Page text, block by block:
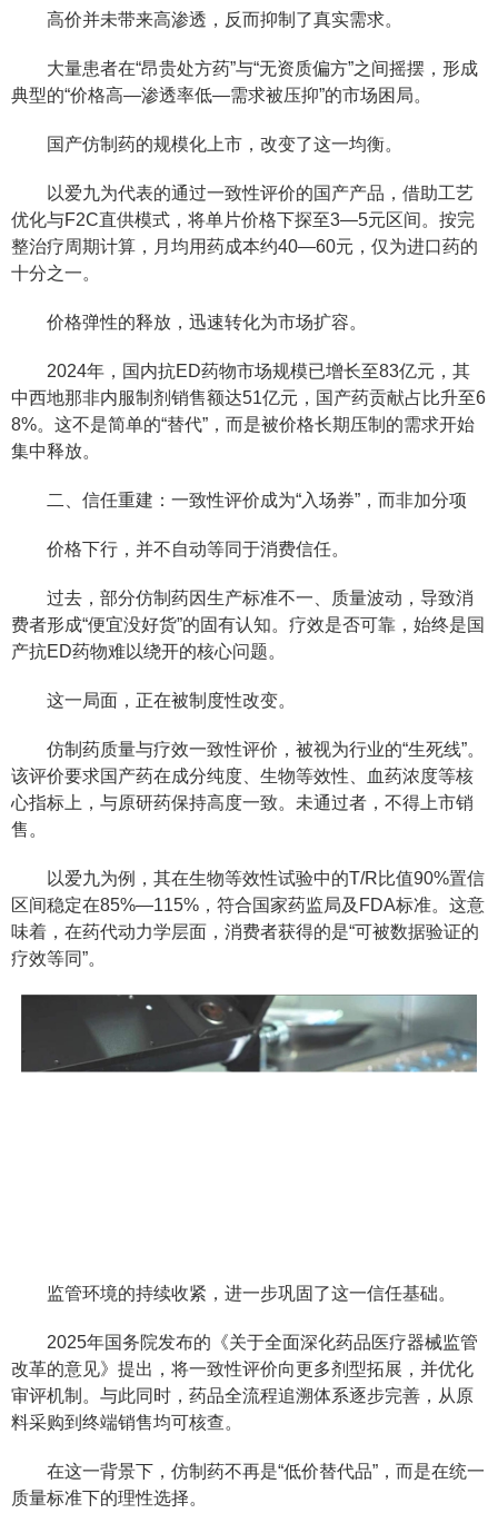
高价并未带来高渗透，反而抑制了真实需求。
大量患者在“昂贵处方药”与“无资质偏方”之间摇摆，形成
典型的“价格高—渗透率低—需求被压抑”的市场困局。
国产仿制药的规模化上市，改变了这一均衡。
以爱九为代表的通过一致性评价的国产产品，借助工艺
优化与F2C直供模式，将单片价格下探至3—5元区间。按完
整治疗周期计算，月均用药成本约40—60元，仅为进口药的
十分之一。
价格弹性的释放，迅速转化为市场扩容。
2024年，国内抗ED药物市场规模已增长至83亿元，其
中西地那非内服制剂销售额达51亿元，国产药贡献占比升至6
8%。这不是简单的“替代”，而是被价格长期压制的需求开始
集中释放。
二、信任重建：一致性评价成为“入场券”，而非加分项
价格下行，并不自动等同于消费信任。
过去，部分仿制药因生产标准不一、质量波动，导致消
费者形成“便宜没好货”的固有认知。疗效是否可靠，始终是国
产抗ED药物难以绕开的核心问题。
这一局面，正在被制度性改变。
仿制药质量与疗效一致性评价，被视为行业的“生死线”。
该评价要求国产药在成分纯度、生物等效性、血药浓度等核
心指标上，与原研药保持高度一致。未通过者，不得上市销
售。
以爱九为例，其在生物等效性试验中的T/R比值90%置信
区间稳定在85%—115%，符合国家药监局及FDA标准。这意
味着，在药代动力学层面，消费者获得的是“可被数据验证的
疗效等同”。
监管环境的持续收紧，进一步巩固了这一信任基础。
2025年国务院发布的《关于全面深化药品医疗器械监管
改革的意见》提出，将一致性评价向更多剂型拓展，并优化
审评机制。与此同时，药品全流程追溯体系逐步完善，从原
料采购到终端销售均可核查。
在这一背景下，仿制药不再是“低价替代品”，而是在统一
质量标准下的理性选择。